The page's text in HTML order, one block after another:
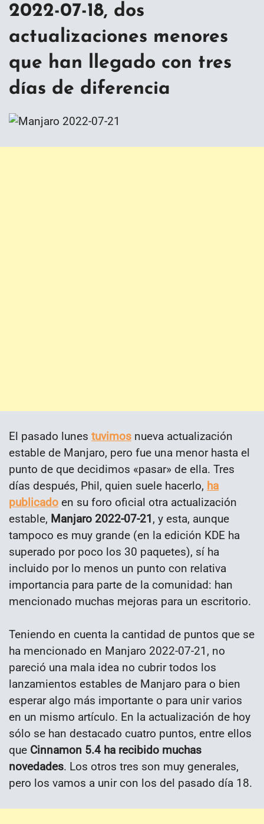
2022-07-18, dos
actualizaciones menores
que han llegado con tres
días de diferencia
El pasado lunes tuvimos nueva actualización
estable de Manjaro, pero fue una menor hasta el
punto de que decidimos «pasar» de ella. Tres
días después, Phil, quien suele hacerlo, ha
publicado en su foro oficial otra actualización
estable, Manjaro 2022-07-21, y esta, aunque
tampoco es muy grande (en la edición KDE ha
superado por poco los 30 paquetes), sí ha
incluido por lo menos un punto con relativa
importancia para parte de la comunidad: han
mencionado muchas mejoras para un escritorio.
Teniendo en cuenta la cantidad de puntos que se
ha mencionado en Manjaro 2022-07-21, no
pareció una mala idea no cubrir todos los
lanzamientos estables de Manjaro para o bien
esperar algo más importante o para unir varios
en un mismo artículo. En la actualización de hoy
sólo se han destacado cuatro puntos, entre ellos
que Cinnamon 5.4 ha recibido muchas
novedades. Los otros tres son muy generales,
pero los vamos a unir con los del pasado día 18.